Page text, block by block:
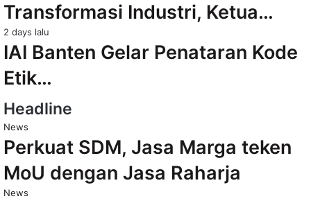
Transformasi Industri, Ketua…
2 days lalu
IAI Banten Gelar Penataran Kode
Etik…
Headline
News
Perkuat SDM, Jasa Marga teken
MoU dengan Jasa Raharja
News